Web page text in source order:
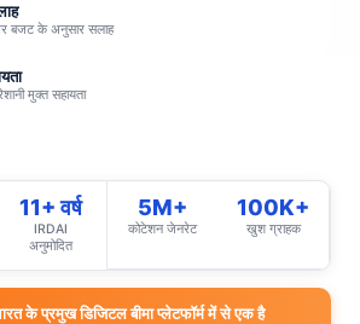
बजट के अनुसार सलाह
मुक्त सहायता
11+ वर्ष
IRDAI
अनुमोदित
5M+
कोटेशन जेनरेट
100K+
खुश ग्राहक
के प्रमुख डिजिटल बीमा प्लेटफॉर्म में से एक है